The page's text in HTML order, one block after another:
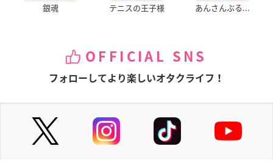
銀魂 テニスの王子様 あんさんぶる...
OFFICIAL SNS
フォローしてより楽しいオタクライフ！